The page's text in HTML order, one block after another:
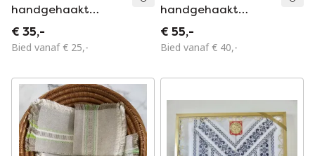
handgehaakt
tafelkleed 77X72
CM
€ 35,-
Bied vanaf € 25,-
handgehaakt
tafelkleed 177x82
cm
€ 55,-
Bied vanaf € 40,-